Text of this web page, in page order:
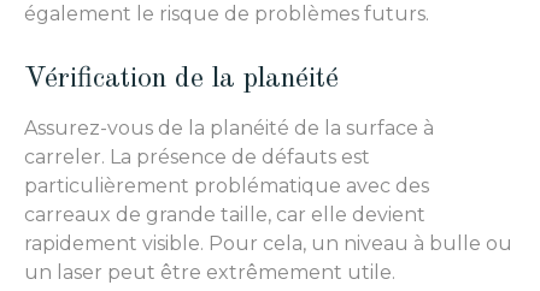
également le risque de problèmes futurs.
Vérification de la planéité
Assurez-vous de la planéité de la surface à
carreler. La présence de défauts est
particulièrement problématique avec des
carreaux de grande taille, car elle devient
rapidement visible. Pour cela, un niveau à bulle ou
un laser peut être extrêmement utile.